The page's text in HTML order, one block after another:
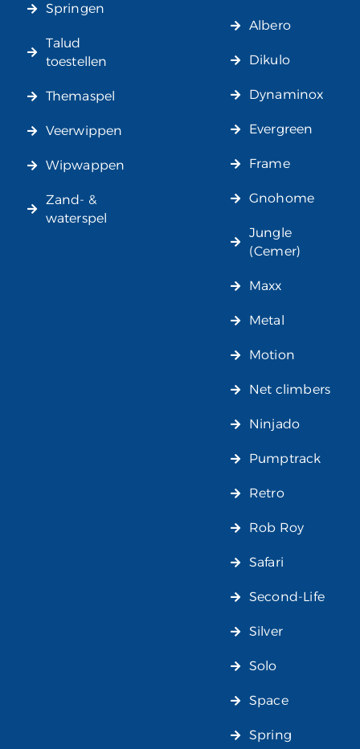
Springen
Talud
toestellen
Themaspel
Veerwippen
Wipwappen
Zand- &
waterspel
Albero
Dikulo
Dynaminox
Evergreen
Frame
Gnohome
Jungle
(Cemer)
Maxx
Metal
Motion
Net climbers
Ninjado
Pumptrack
Retro
Rob Roy
Safari
Second-Life
Silver
Solo
Space
Spring